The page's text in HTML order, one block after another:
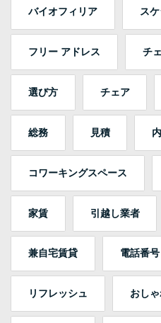
バイオフィリア ス
フリー アドレス チ
選び方 チェア
総務 見積
コワーキングスペース
家賃 引越し業者
兼自宅賃貸 電話番号
リフレッシュ おし